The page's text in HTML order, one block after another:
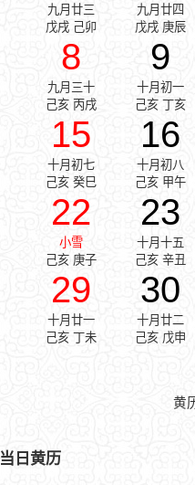
九月廿三
戊戌 己卯
九月廿四
戊戌 庚辰
8
九月三十
己亥 丙戌
9
十月初一
己亥 丁亥
15
十月初七
己亥 癸巳
16
十月初八
己亥 甲午
22
小雪
己亥 庚子
23
十月十五
己亥 辛丑
29
十月廿一
己亥 丁未
30
十月廿二
己亥 戊申
黄
当日黄历